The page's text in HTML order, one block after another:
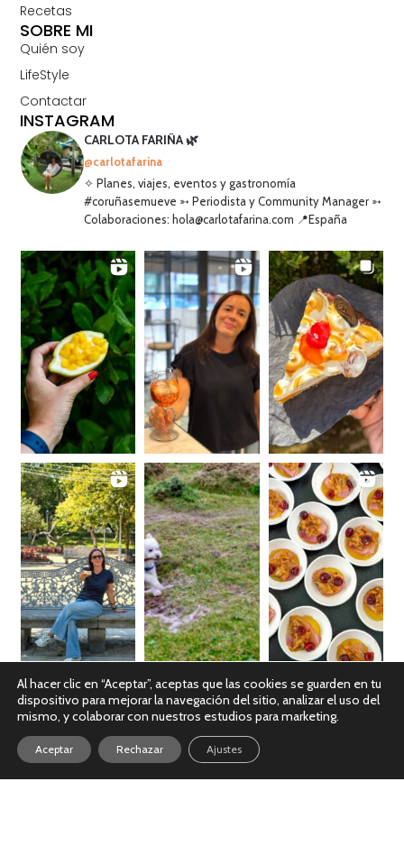
SOBRE MI
Quién soy
LifeStyle
Contactar
Recetas
INSTAGRAM
CARLOTA FARIÑA 🌿
@carlotafarina
✧ Planes, viajes, eventos y gastronomía
#coruñasemueve ➳ Periodista y Community Manager ➳
Colaboraciones: hola@carlotafarina.com 📍España
Ver en Instagram
Al hacer clic en “Aceptar”, aceptas que las cookies se guarden en tu
dispositivo para mejorar la navegación del sitio, analizar el uso del
mismo, y colaborar con nuestros estudios para marketing.
Aceptar Rechazar Ajustes